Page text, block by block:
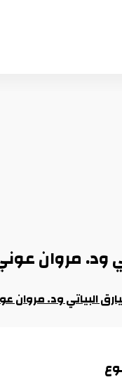
ود. مروان
البياتي ود. مروان